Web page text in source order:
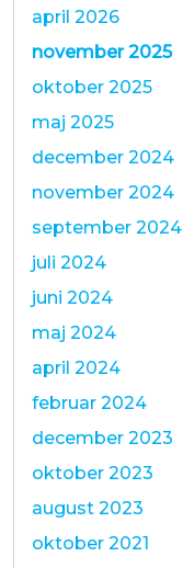
april 2026
november 2025
oktober 2025
maj 2025
december 2024
november 2024
september 2024
juli 2024
juni 2024
maj 2024
april 2024
februar 2024
december 2023
oktober 2023
august 2023
oktober 2021